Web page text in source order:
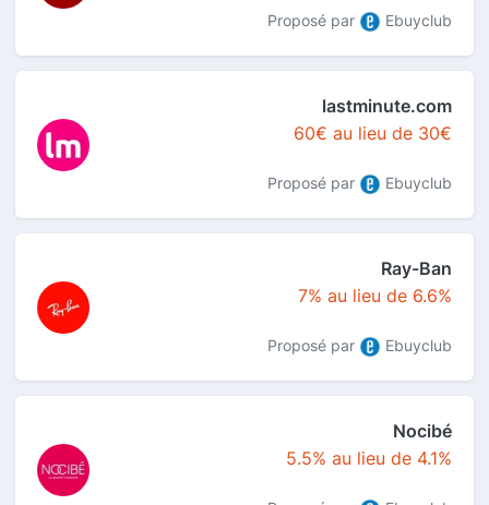
Proposé par Ebuyclub
lastminute.com
60€ au lieu de 30€
Proposé par Ebuyclub
Ray-Ban
7% au lieu de 6.6%
Proposé par Ebuyclub
Nocibé
5.5% au lieu de 4.1%